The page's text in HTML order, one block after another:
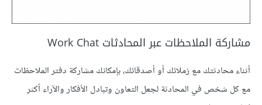
مشاركة الملاحظات عبر المحادثات Work Chat
أثناء محادثتك مع زملائك أو أصدقائك، بإمكانك مشاركة دفتر الملاحظات
مع كل شخص في المحادثة لجعل التعاون وتبادل الأفكار والآراء أكثر